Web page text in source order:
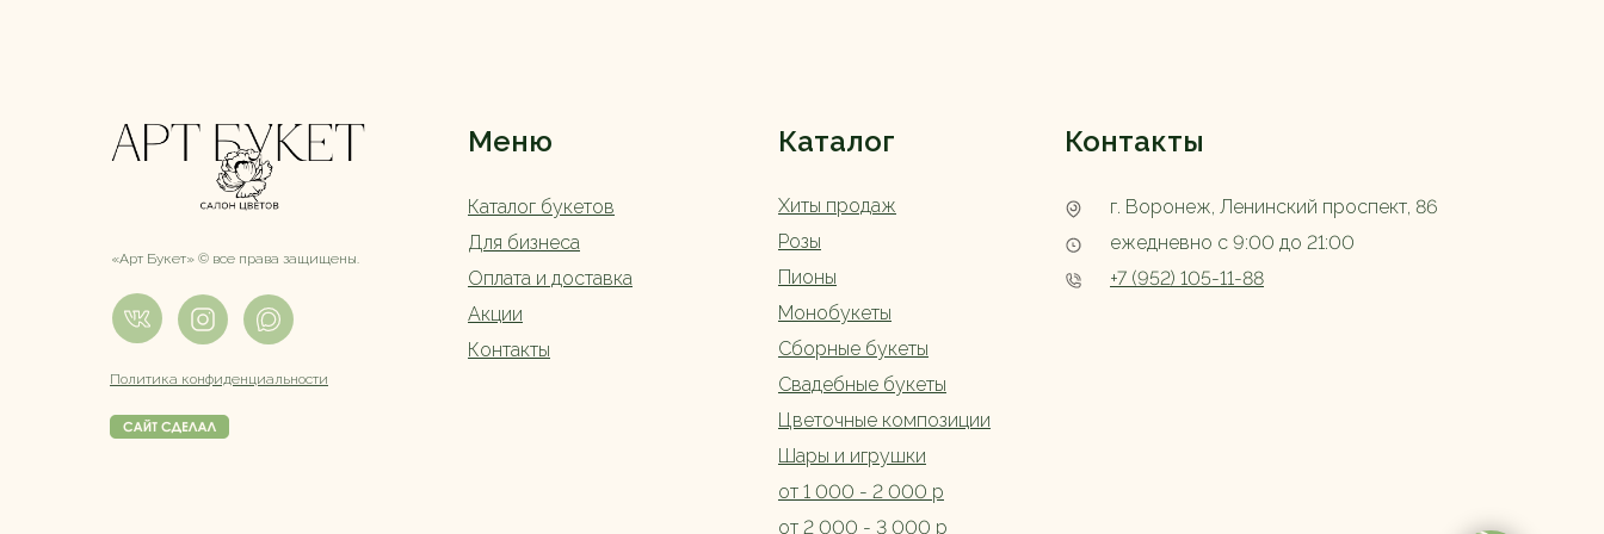
Контакты
Меню Каталог
г. Воронеж, Ленинский проспект, 86
Каталог букетов
Политика конфиденциальности
Оплата и доставка
Сборные букеты
Свадебные букеты
+7 (952) 105-11-88
«Арт Букет» ©️ все права защищены.
ежедневно с 9:00 до 21:00
Для бизнеса
Хиты продаж
Монобукеты
Цветочные композиции
Акции
Контакты
Шары и игрушки
от 1 000 - 2 000 р
от 2 000 - 3 000 р
Розы
Пионы